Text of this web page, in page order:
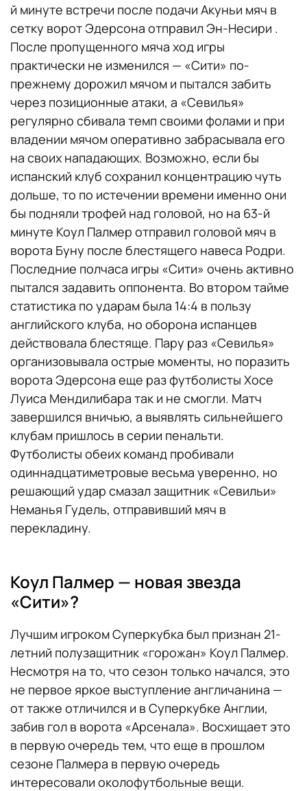
й минуте встречи после подачи Акуньи мяч в
сетку ворот Эдерсона отправил Эн-Несири .
После пропущенного мяча ход игры
практически не изменился — «Сити» по-
прежнему дорожил мячом и пытался забить
через позиционные атаки, а «Севилья»
регулярно сбивала темп своими фолами и при
владении мячом оперативно забрасывала его
на своих нападающих. Возможно, если бы
испанский клуб сохранил концентрацию чуть
дольше, то по истечении времени именно они
бы подняли трофей над головой, но на 63-й
минуте Коул Палмер отправил головой мяч в
ворота Буну после блестящего навеса Родри.
Последние полчаса игры «Сити» очень активно
пытался задавить оппонента. Во втором тайме
статистика по ударам была 14:4 в пользу
английского клуба, но оборона испанцев
действовала блестяще. Пару раз «Севилья»
организовывала острые моменты, но поразить
ворота Эдерсона еще раз футболисты Хосе
Луиса Мендилибара так и не смогли. Матч
завершился вничью, а выявлять сильнейшего
клубам пришлось в серии пенальти.
Футболисты обеих команд пробивали
одиннадцатиметровые весьма уверенно, но
решающий удар смазал защитник «Севильи»
Неманья Гудель, отправивший мяч в
перекладину.
Коул Палмер — новая звезда
«Сити»?
Лучшим игроком Суперкубка был признан 21-
летний полузащитник «горожан» Коул Палмер.
Несмотря на то, что сезон только начался, это
не первое яркое выступление англичанина —
от также отличился и в Суперкубке Англии,
забив гол в ворота «Арсенала». Восхищает это
в первую очередь тем, что еще в прошлом
сезоне Палмера в первую очередь
интересовали околофутбольные вещи.